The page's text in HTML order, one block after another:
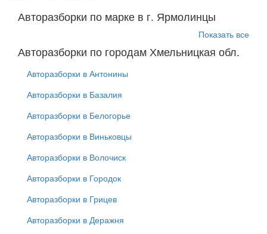
Авторазборки по марке в г. Ярмолинцы
Показать все
Авторазборки по городам Хмельницкая обл.
Авторазборки в Антонины
Авторазборки в Базалия
Авторазборки в Белогорье
Авторазборки в Виньковцы
Авторазборки в Волочиск
Авторазборки в Городок
Авторазборки в Грицев
Авторазборки в Деражня